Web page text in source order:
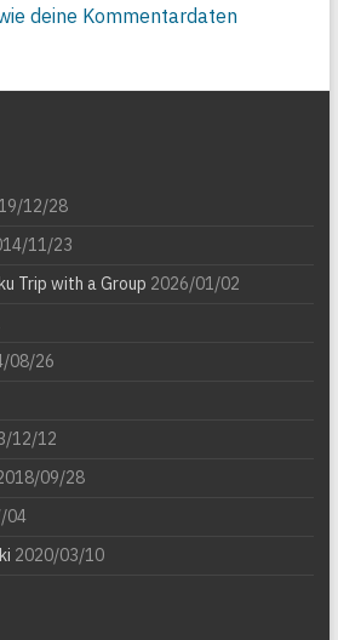
deine Kommentardaten
12/28
11/23
Trip with a Group 2026/01/02
08/26
12/12
09/28
04
2020/03/10